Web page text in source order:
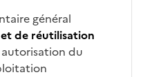
général
de réutilisation
du